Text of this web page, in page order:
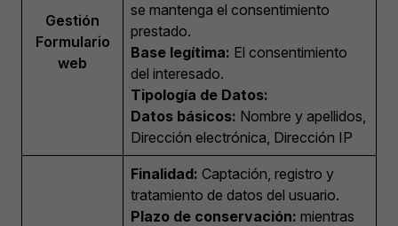
Gestión
Formulario
web
se mantenga el consentimiento
prestado.
Base legítima: El consentimiento
del interesado.
Tipología de Datos:
Datos básicos: Nombre y apellidos,
Dirección electrónica, Dirección IP
Finalidad: Captación, registro y
tratamiento de datos del usuario.
Plazo de conservación: mientras